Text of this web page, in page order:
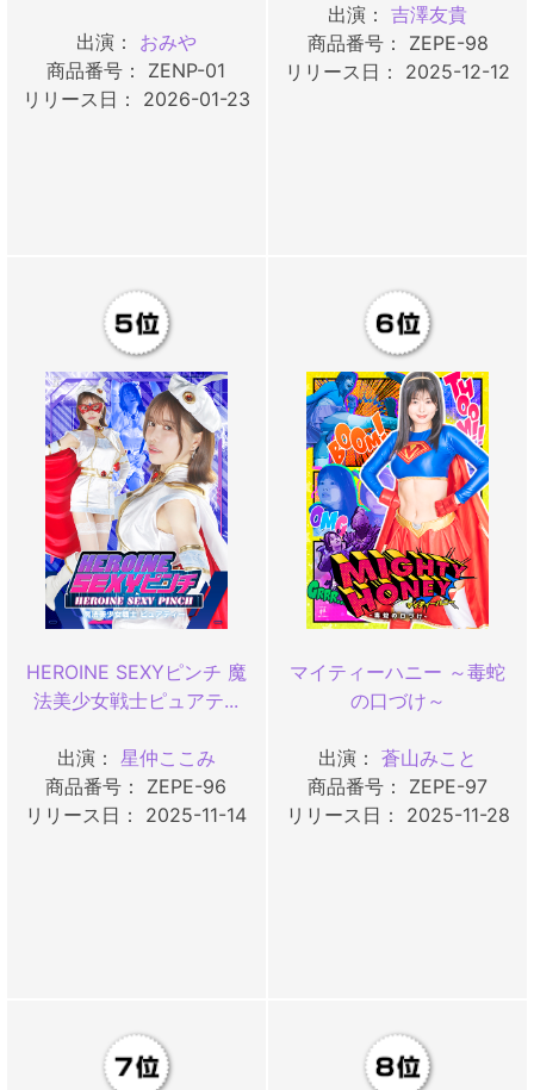
出演： おみや
商品番号： ZENP-01
リリース日： 2026-01-23
出演：吉澤友貴
商品番号： ZEPE-98
リリース日： 2025-12-12
HEROINE SEXYピンチ 魔
法美少女戦士ピュアテ...
出演： 星仲ここみ
商品番号： ZEPE-96
リリース日： 2025-11-14
マイティーハニー ～毒蛇
の口づけ～
出演：蒼山みこと
商品番号： ZEPE-97
リリース日： 2025-11-28